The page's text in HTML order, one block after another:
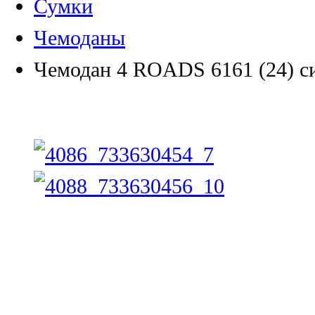
Сумки
Чемоданы
Чемодан 4 ROADS 6161 (24)